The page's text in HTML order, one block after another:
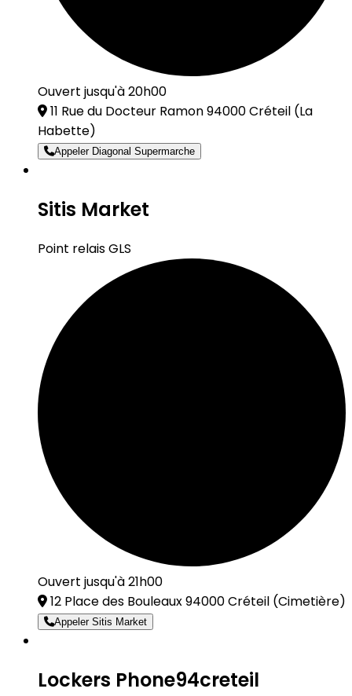
Ouvert jusqu'à 20h00
11 Rue du Docteur Ramon 94000 Créteil (La
Habette)
Appeler Diagonal Supermarche
Sitis Market
Point relais GLS
Ouvert jusqu'à 21h00
12 Place des Bouleaux 94000 Créteil (Cimetière)
Appeler Sitis Market
Lockers Phone94creteil